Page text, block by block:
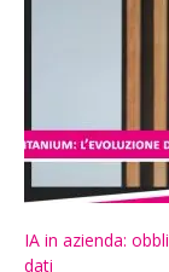
IA in azienda:
dati